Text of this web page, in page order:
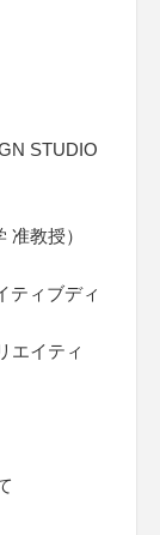
STUDIO
教授）
ティブディ
エイティ